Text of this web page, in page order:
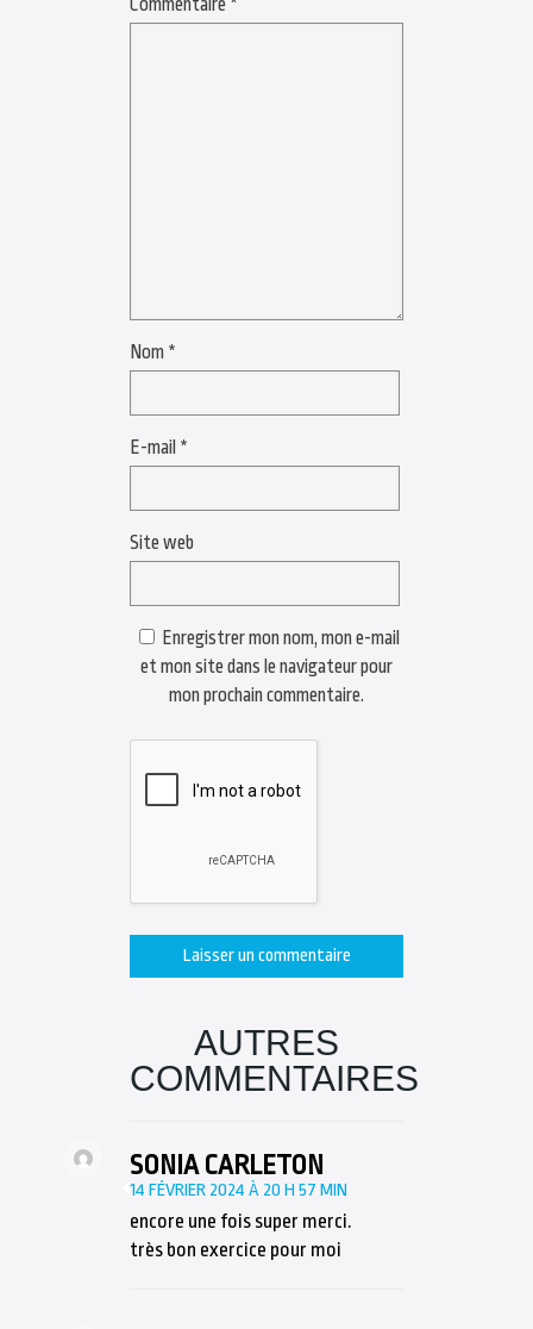
Commentaire *
Nom *
E-mail *
Site web
Enregistrer mon nom, mon e-mail
et mon site dans le navigateur pour
mon prochain commentaire.
AUTRES
COMMENTAIRES
SONIA CARLETON
14 FÉVRIER 2024 À 20 H 57 MIN
encore une fois super merci.
très bon exercice pour moi